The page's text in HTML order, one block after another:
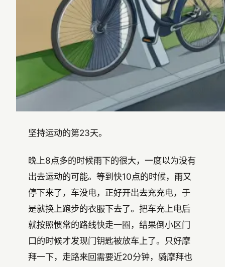
坚持运动的第23天。
晚上8点多的时候雨下的很大，一度以为没有
出去运动的可能。等到快10点的时候，雨又
停下来了，车没电，正好开出去充充电，于
是就换上跑步的衣服下去了。把车充上电后
就按照惯常的路线快走一圈，结果倒小区门
口的时候才发现门钥匙被放车上了。只好摩
拜一下，走路来回需要近20分钟，骑摩拜也